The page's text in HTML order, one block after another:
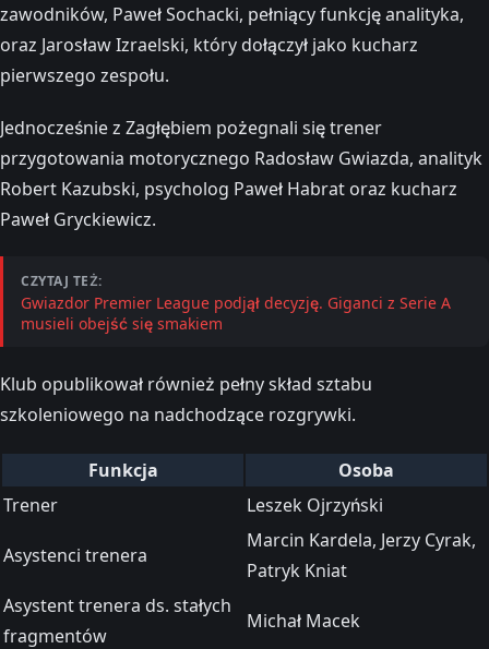
zawodników, Paweł Sochacki, pełniący funkcję analityka,
oraz Jarosław Izraelski, który dołączył jako kucharz
pierwszego zespołu.
Jednocześnie z Zagłębiem pożegnali się trener
przygotowania motorycznego Radosław Gwiazda, analityk
Robert Kazubski, psycholog Paweł Habrat oraz kucharz
Paweł Gryckiewicz.
CZYTAJ TEŻ:
Gwiazdor Premier League podjął decyzję. Giganci z Serie A
musieli obejść się smakiem
Klub opublikował również pełny skład sztabu
szkoleniowego na nadchodzące rozgrywki.
Funkcja
Osoba
Trener
Leszek Ojrzyński
Asystenci trenera
Marcin Kardela, Jerzy Cyrak,
Patryk Kniat
Asystent trenera ds. stałych
fragmentów
Michał Macek